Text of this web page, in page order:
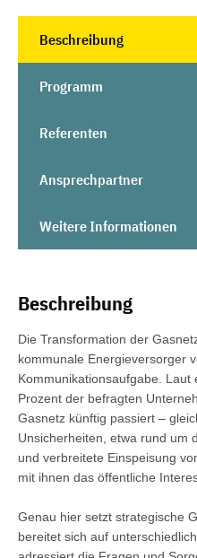
Beschreibung
Programm
Referenten
Ansprechpartner
Weitere Informationen
Beschreibung
Die Transformation der
kommunale Energieversorger
Kommunikationsaufgabe. Laut
Prozent der befragten
Gasnetz künftig passiert –
Unsicherheiten, etwa rund um
und verbreitete Einspeisung
mit ihnen das öffentliche
Genau hier setzt strategische
bereitet sich auf